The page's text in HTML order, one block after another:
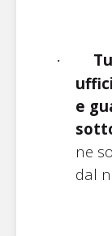
·
e
ne
dal